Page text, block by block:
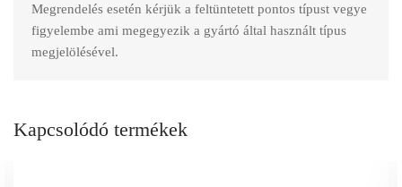
Megrendelés esetén kérjük a feltüntetett pontos típust vegye
figyelembe ami megegyezik a gyártó által használt típus
megjelölésével.
Kapcsolódó termékek